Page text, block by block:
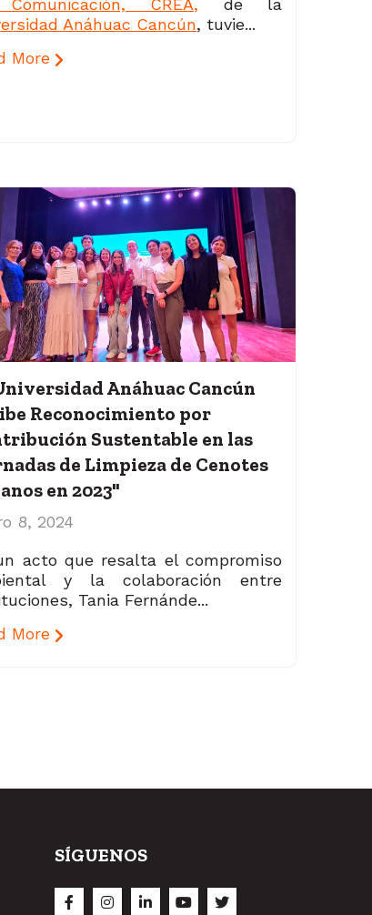
CREA, de la
Anáhuac Cancún, tuvie...
More
Anáhuac Cancún
Reconocimiento por
Sustentable en las
de Limpieza de Cenotes
en 2023"
8, 2024
acto que resalta el compromiso
y la colaboración entre
Tania Fernánde...
More
SÍGUENOS